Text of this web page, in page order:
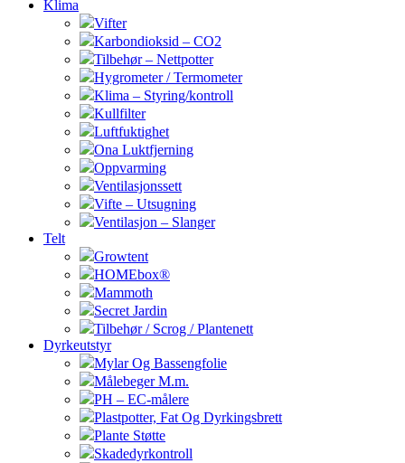
Klima
Vifter
Karbondioksid – CO2
Tilbehør – Nettpotter
Hygrometer / Termometer
Klima – Styring/kontroll
Kullfilter
Luftfuktighet
Ona Luktfjerning
Oppvarming
Ventilasjonssett
Vifte – Utsugning
Ventilasjon – Slanger
Telt
Growtent
HOMEbox®
Mammoth
Secret Jardin
Tilbehør / Scrog / Plantenett
Dyrkeutstyr
Mylar Og Bassengfolie
Målebeger M.m.
PH – EC-målere
Plastpotter, Fat Og Dyrkingsbrett
Plante Støtte
Skadedyrkontroll